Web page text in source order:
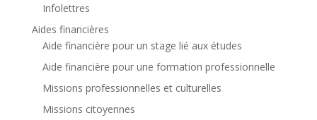
Infolettres
Aides financières
Aide financière pour un stage lié aux études
Aide financière pour une formation professionnelle
Missions professionnelles et culturelles
Missions citoyennes